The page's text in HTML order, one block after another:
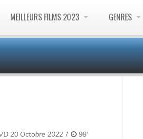
MEILLEURS FILMS 2023 GENRES
20 Octobre 2022
98'